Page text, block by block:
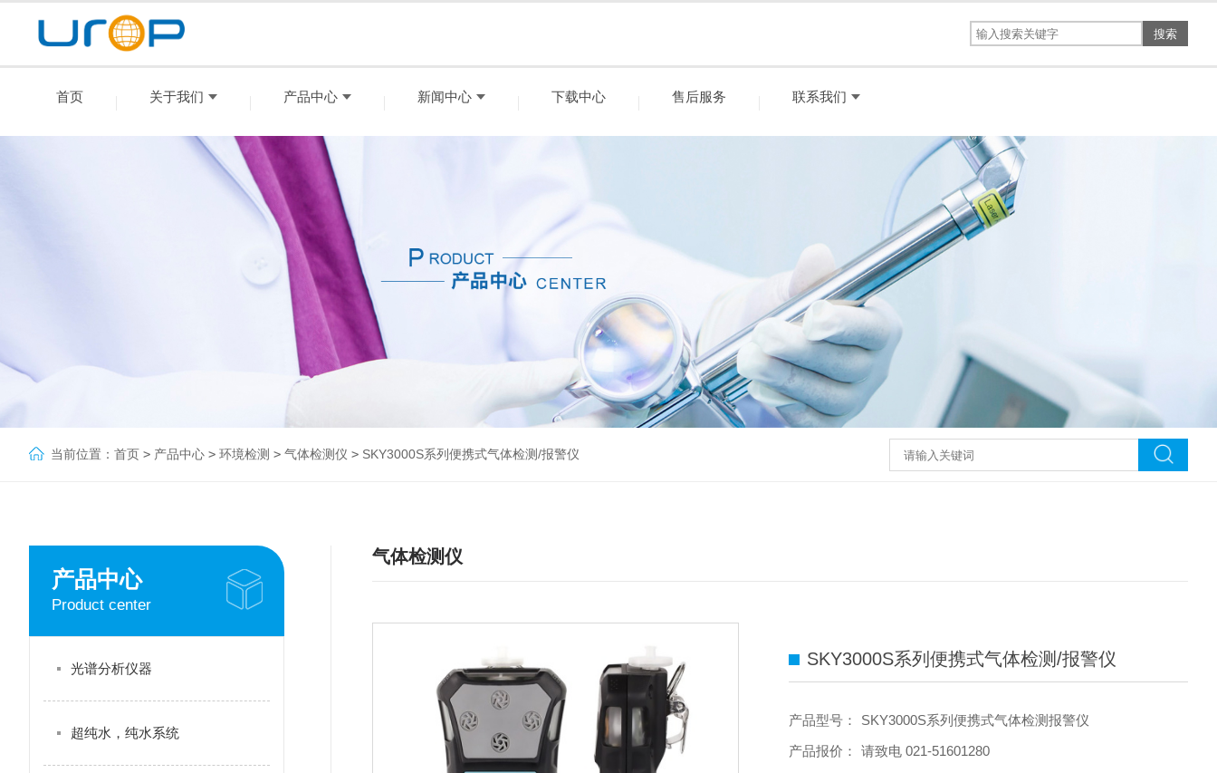
搜索
首页 关于我们 产品中心 新闻中心 下载中心 售后服务 联系我们
当前位置： 首页 > 产品中心 > 环境检测 > 气体检测仪 > SKY3000S系列便携式气体检测/报警仪
产品中心
Product center
光谱分析仪器
超纯水，纯水系统
气体检测仪
SKY3000S系列便携式气体检测/报警仪
产品型号：
SKY3000S系列便携式气体检测报警仪
产品报价：
请致电 021-51601280